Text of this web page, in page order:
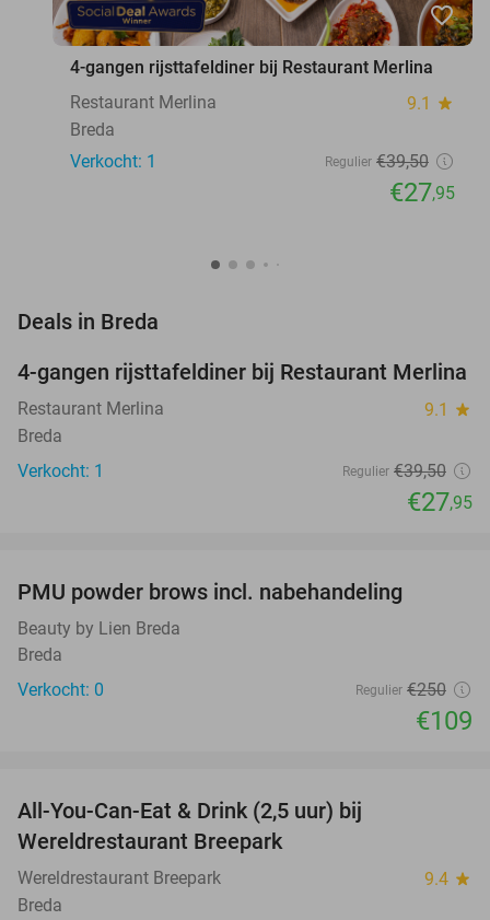
favorite_border
4-gangen rijsttafeldiner bij Restaurant Merlina
Restaurant Merlina
9.1 star
Breda
Verkocht: 1
Regulier €39,50
€27,95
Deals in Breda
29%
NEW
TODAY
4-gangen rijsttafeldiner bij Restaurant Merlina
Restaurant Merlina 9.1 star
Breda
Verkocht: 1
Regulier €39,50
€27,95
NEW
TODAY
PMU powder brows incl. nabehandeling
Beauty by Lien Breda
Breda
Verkocht: 0
Regulier €250
€109
All-You-Can-Eat & Drink (2,5 uur) bij
Wereldrestaurant Breepark
Wereldrestaurant Breepark 9.4 star
Breda